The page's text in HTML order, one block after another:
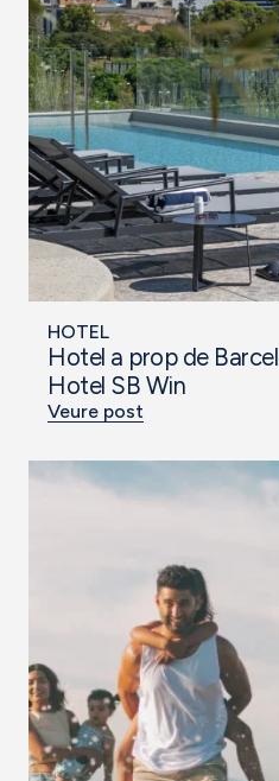
HOTEL
Hotel a prop de
Hotel SB Win
Veure post